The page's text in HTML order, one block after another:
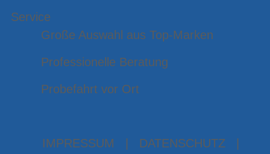
Service
Große Auswahl aus Top-Marken
Professionelle Beratung
Probefahrt vor Ort
IMPRESSUM DATENSCHUTZ